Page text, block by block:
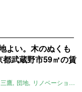
よい。木のぬくも
都武蔵野市59㎡の賃
三鷹 団地 リノベーション